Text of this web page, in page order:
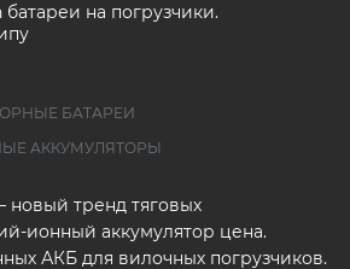
на погрузчики.
БАТАРЕИ
АККУМУЛЯТОРЫ
новый тренд тяговых
ионный аккумулятор цена.
АКБ для вилочных погрузчиков.